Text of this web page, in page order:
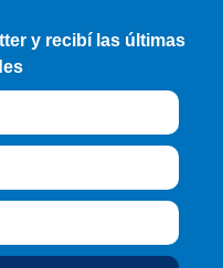
y recibí las últimas